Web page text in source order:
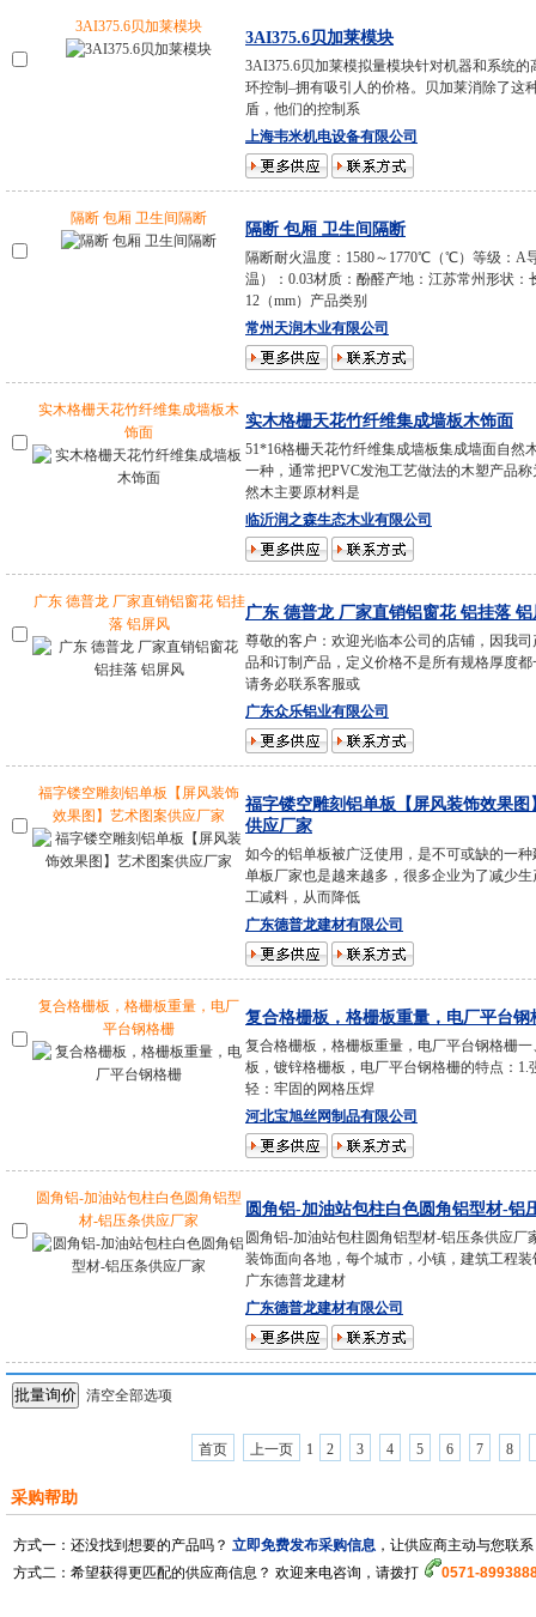
3AI375.6贝加莱模块
3AI375.6贝加莱模块
3AI375.6贝加莱模拟量模块针对机器和系统的
环控制–拥有吸引人的价格。贝加莱消除了这
盾，他们的控制系
上海韦米机电设备有限公司
隔断 包厢 卫生间隔断
隔断 包厢 卫生间隔断
隔断耐火温度：1580～1770℃（℃）等级：A
温）：0.03材质：酚醛产地：江苏常州形状：
12（mm）产品类别
常州天润木业有限公司
实木格栅天花竹纤维集成墙板木
饰面
实木格栅天花竹纤维集成墙板木饰面
51*16格栅天花竹纤维集成墙板集成墙面自然
一种，通常把PVC发泡工艺做法的木塑产品
然木主要原材料是
临沂润之森生态木业有限公司
广东 德普龙 厂家直销铝窗花 铝挂
落 铝屏风
广东 德普龙 厂家直销铝窗花 铝挂落 铝
尊敬的客户：欢迎光临本公司的店铺，因我
品和订制产品，定义价格不是所有规格厚度
请务必联系客服或
广东众乐铝业有限公司
福字镂空雕刻铝单板【屏风装饰
效果图】艺术图案供应厂家
福字镂空雕刻铝单板【屏风装饰效果图
供应厂家
如今的铝单板被广泛使用，是不可或缺的一
单板厂家也是越来越多，很多企业为了减少
工减料，从而降低
广东德普龙建材有限公司
复合格栅板，格栅板重量，电厂
平台钢格栅
复合格栅板，格栅板重量，电厂平台钢
复合格栅板，格栅板重量，电厂平台钢格栅
板，镀锌格栅板，电厂平台钢格栅的特点：1.
轻：牢固的网格压焊
河北宝旭丝网制品有限公司
圆角铝-加油站包柱白色圆角铝型
材-铝压条供应厂家
圆角铝-加油站包柱白色圆角铝型材-铝
圆角铝-加油站包柱圆角铝型材-铝压条供应厂
装饰面向各地，每个城市，小镇，建筑工程
广东德普龙建材
广东德普龙建材有限公司
清空全部选项
首页 上一页 1 2 3 4 5 6 7 8
采购帮助
方式一： 还没找到想要的产品吗？ 立即免费发布采购信息 ，让供应商主动与您联
方式二： 希望获得更匹配的供应商信息？ 欢迎来电咨询，请拨打 0571-